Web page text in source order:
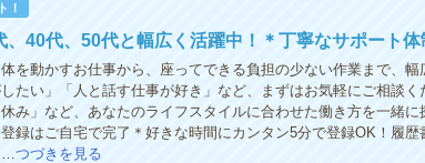
！
、40代、50代と幅広く活躍中！＊丁寧なサポート体
を動かすお仕事から、座ってできる負担の少ない作業まで、
たい」「人と話す仕事が好き」など、まずはお気軽にご相談
み」など、あなたのライフスタイルに合わせた働き方を一緒に
録はご自宅で完了＊好きな時間にカンタン5分で登録OK！履歴
…つづきを見る